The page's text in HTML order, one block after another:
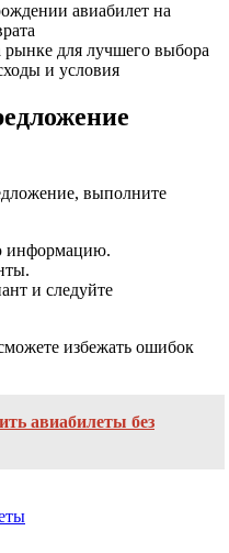
авиабилет на
для лучшего выбора
и условия
выполните
информацию.
и следуйте
избежать ошибок
авиабилеты без